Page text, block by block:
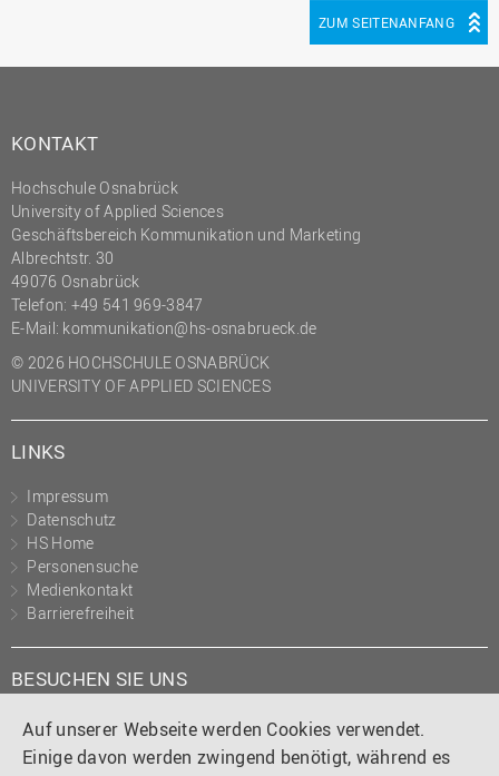
Auf unserer Webseite werden Cookies verwendet.
Einige davon werden zwingend benötigt, während es
ZUM SEITENANFANG
KONTAKT
Hochschule Osnabrück
University of Applied Sciences
Geschäftsbereich Kommunikation und Marketing
Albrechtstr. 30
49076 Osnabrück
Telefon: +49 541 969-3847
E-Mail: kommunikation@hs-osnabrueck.de
© 2026 HOCHSCHULE OSNABRÜCK
UNIVERSITY OF APPLIED SCIENCES
LINKS
Impressum
Datenschutz
HS Home
Personensuche
Medienkontakt
Barrierefreiheit
BESUCHEN SIE UNS
Instagram
TiktokLinkedIn
YouTube
Facebook